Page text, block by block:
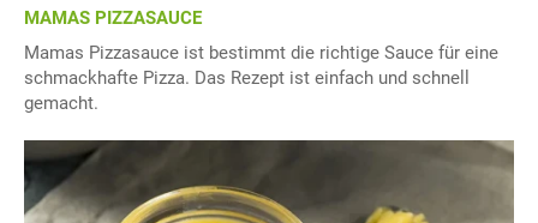
MAMAS PIZZASAUCE
Mamas Pizzasauce ist bestimmt die richtige Sauce für eine
schmackhafte Pizza. Das Rezept ist einfach und schnell
gemacht.